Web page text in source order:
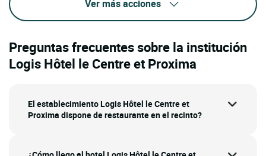
Ver más acciones
Preguntas frecuentes sobre la institución
Logis Hôtel le Centre et Proxima
El establecimiento Logis Hôtel le Centre et
Proxima dispone de restaurante en el recinto?